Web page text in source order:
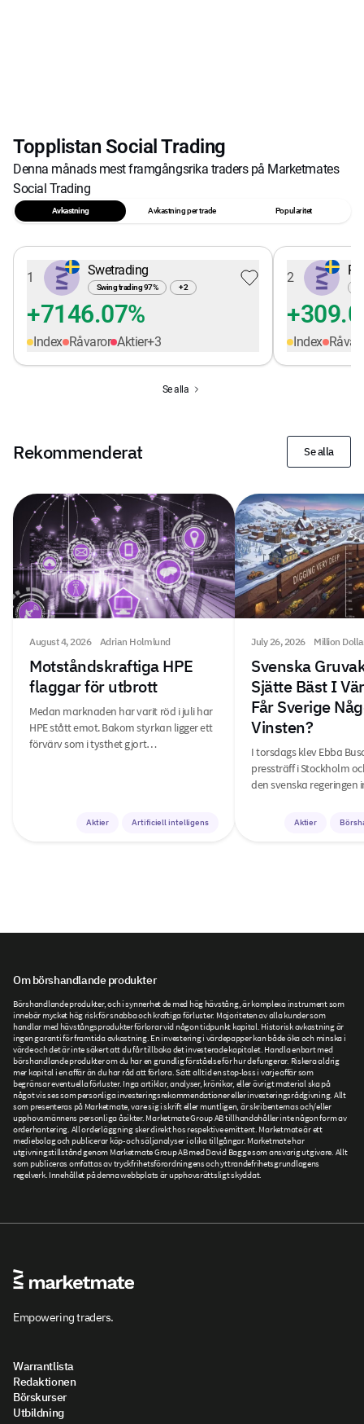
Topplistan Social Trading
Denna månads mest framgångsrika traders på Marketmates
Social Trading
Avkastning Avkastning per trade Popularitet
1 Swetrading
Swing trading97% +2
+7146.07%
Index Råvaror Aktier+3
2
Index
Se alla
Rekommenderat Se alla
August 4, 2026 Adrian Holmlund
Motståndskraftiga HPE
flaggar för utbrott
Medan marknaden har varit röd i juli har
HPE stått emot. Bakom styrkan ligger ett
förvärv som i tysthet gjort…
Aktier Artificiell intelligens
July 26, 2026 Million
Svenska
Sjätte Bäst I
Får Sverige
Vinsten?
I torsdags klev Ebba
pressträff i Stockholm
den svenska
Aktier
Om börshandlande produkter
Börshandlande produkter, och i synnerhet de med hög hävstång, är komplexa instrument som
innebär mycket hög risk för snabba och kraftiga förluster. Majoriteten av alla kunder som
handlar med hävstångsprodukter förlorar vid någon tidpunkt kapital. Historisk avkastning är
ingen garanti för framtida avkastning. En investering i värdepapper kan både öka och minska i
värde och det är inte säkert att du får tillbaka det investerade kapitalet. Handla enbart med
börshandlande produkter om du har en grundlig förståelse för hur de fungerar. Riskera aldrig
mer kapital i en affär än du har råd att förlora. Sätt alltid en stop-loss i varje affär som
begränsar eventuella förluster. Inga artiklar, analyser, krönikor, eller övrigt material ska på
något vis ses som personliga investeringsrekommendationer eller investeringsrådgivning. Allt
som presenteras på Marketmate, vare sig i skrift eller muntligen, är skribenternas och/eller
upphovsmännens personliga åsikter. Marketmate Group AB tillhandahåller inte någon form av
orderhantering. All orderläggning sker direkt hos respektive emittent. Marketmate är ett
mediebolag och publicerar köp- och säljanalyser i olika tillgångar. Marketmate har
utgivningstillstånd genom Marketmate Group AB med David Bagge som ansvarig utgivare. Allt
som publiceras omfattas av tryckfrihetsförordningens och yttrandefrihetsgrundlagens
regelverk. Innehållet på denna webbplats är upphovsrättsligt skyddat.
Empowering traders.
Warrantlista
Redaktionen
Börskurser
Utbildning